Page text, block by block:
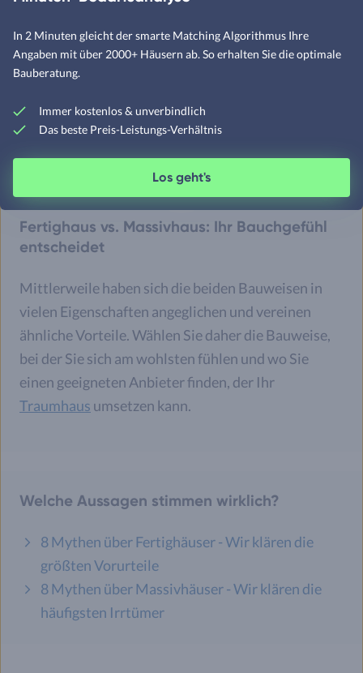
auch mehrere Generationen.
Energiestandards und optimale Wärmedämmung beim
Fertighaus, gleichzeitig lässt sich so ein schlankerer
Massivhäuser lassen sich mit Mehraufwand absolut
energieeffizient umsetzen.
Fertighaus vs. Massivhaus: Ihr Bauchgefühl
entscheidet
Mittlerweile haben sich die beiden Bauweisen in
vielen Eigenschaften angeglichen und vereinen
ähnliche Vorteile. Wählen Sie daher die Bauweise,
bei der Sie sich am wohlsten fühlen und wo Sie
einen geeigneten Anbieter finden, der Ihr
Traumhaus umsetzen kann.
Welche Aussagen stimmen wirklich?
8 Mythen über Fertighäuser - Wir klären die
größten Vorurteile
8 Mythen über Massivhäuser - Wir klären die
häufigsten Irrtümer
In 2 Minuten gleicht der smarte Matching Algorithmus Ihre
Angaben mit über 2000+ Häusern ab. So erhalten Sie die optimale
Bauberatung.
Immer kostenlos & unverbindlich
Das beste Preis-Leistungs-Verhältnis
Los geht's